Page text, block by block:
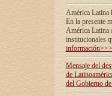
América Latina
En la presente
América Latina
institucionales
información>>>
Mensaje del
de
del Gobierno